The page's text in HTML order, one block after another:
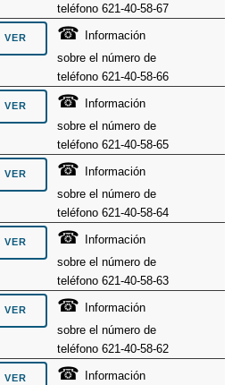
teléfono 621-40-58-67
☎
Información
sobre el número de
teléfono 621-40-58-66
☎
Información
sobre el número de
teléfono 621-40-58-65
☎
Información
sobre el número de
teléfono 621-40-58-64
☎
Información
sobre el número de
teléfono 621-40-58-63
☎
Información
sobre el número de
teléfono 621-40-58-62
☎
Información